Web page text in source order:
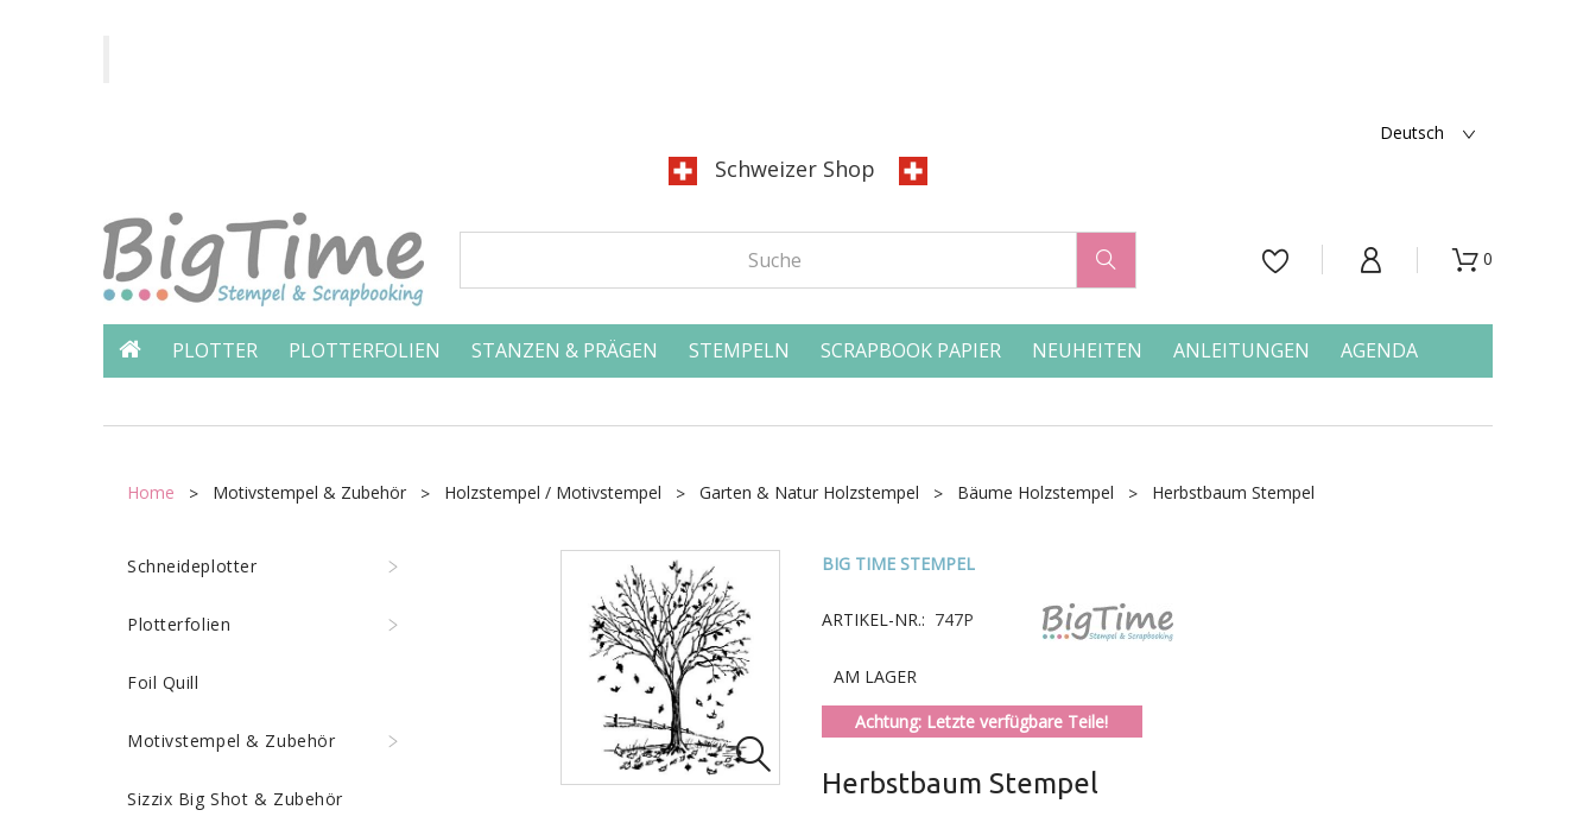
Deutsch
Schweizer Shop
    0
PLOTTER PLOTTERFOLIEN STANZEN & PRÄGEN STEMPELN SCRAPBOOK PAPIER NEUHEITEN ANLEITUNGEN AGENDA
Home Motivstempel & Zubehör Holzstempel / Motivstempel Garten & Natur Holzstempel Bäume Holzstempel Herbstbaum Stempel

BIG TIME STEMPEL
ARTIKEL-NR.: 747P
AM LAGER
Achtung: Letzte verfügbare Teile!
Herbstbaum Stempel
Schneideplotter
Plotterfolien
Foil Quill
Motivstempel & Zubehör
Sizzix Big Shot & Zubehör